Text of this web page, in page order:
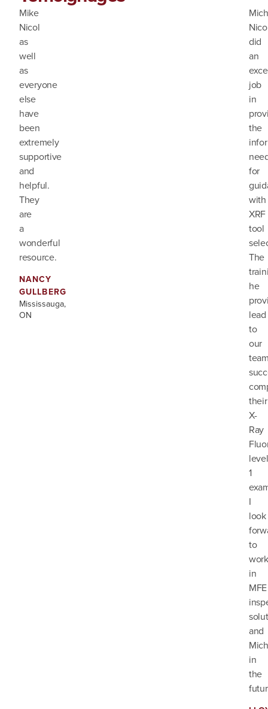
Mike
Nicol
as
well
as
everyone
else
have
been
extremely
supportive
and
helpful.
They
are
a
wonderful
resource.
NANCY
GULLBERG
Mississauga,
ON
did
an
job
in
the
for
with
XRF
tool
The
he
lead
to
our
their
X-
Ray
level
1
I
look
to
in
MFE
and
in
the